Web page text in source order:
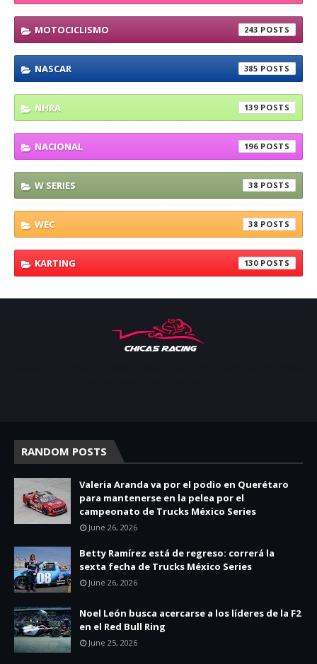
MOTOCICLISMO 243
NASCAR 385
NHRA 139
NACIONAL 196
W SERIES 38
WEC 38
KARTING 130
RANDOM POSTS
Valeria Aranda va por el podio en Querétaro
para mantenerse en la pelea por el
campeonato de Trucks México Series
June 26, 2026
Betty Ramírez está de regreso: correrá la
sexta fecha de Trucks México Series
June 26, 2026
Noel León busca acercarse a los líderes de la F2
en el Red Bull Ring
June 25, 2026